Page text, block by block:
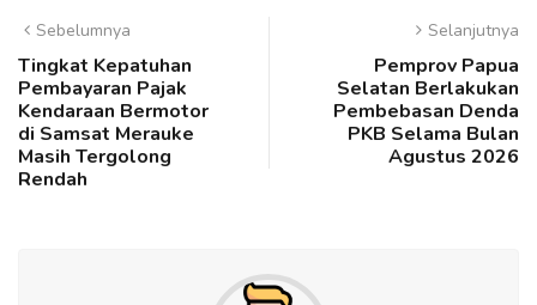
Sebelumnya
Tingkat Kepatuhan
Pembayaran Pajak
Kendaraan Bermotor
di Samsat Merauke
Masih Tergolong
Rendah
Selanjutnya
Pemprov Papua
Selatan Berlakukan
Pembebasan Denda
PKB Selama Bulan
Agustus 2026